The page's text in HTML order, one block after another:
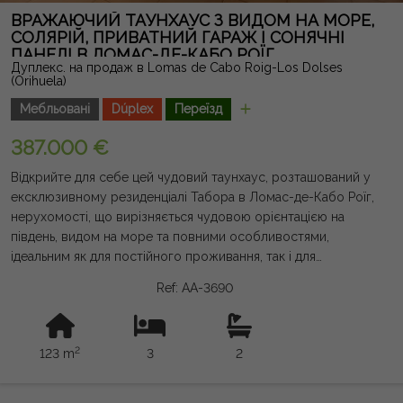
ВРАЖАЮЧИЙ ТАУНХАУС З ВИДОМ НА МОРЕ,
СОЛЯРІЙ, ПРИВАТНИЙ ГАРАЖ І СОНЯЧНІ
ПАНЕЛІ В ЛОМАС-ДЕ-КАБО РОЇГ
Дуплекс. на продаж в Lomas de Cabo Roig-Los Dolses
(Orihuela)
Мебльовані
Dúplex Переїзд
387.000 €
Відкрийте для себе цей чудовий таунхаус, розташований у
ексклюзивному резиденціалі Табора в Ломас-де-Кабо Роїг,
нерухомості, що вирізняється чудовою орієнтацією на
південь, видом на море та повними особливостями,
ідеальним як для постійного проживання, так і для
нерухомість пропонує комфортне та функціональне
планування. У ньому є три великі спальні, одна з яких на
першому поверсі, і дві повноцінні ванні кімнати з опаленням
підлоги для більшого комфорту протягом року. Яскрава
Ref: AA-3690
123 m2 3 2